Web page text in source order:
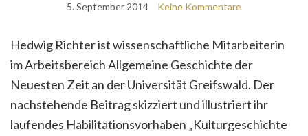
5. September 2014 Keine Kommentare
Hedwig Richter ist wissenschaftliche Mitarbeiterin
im Arbeitsbereich Allgemeine Geschichte der
Neuesten Zeit an der Universität Greifswald. Der
nachstehende Beitrag skizziert und illustriert ihr
laufendes Habilitationsvorhaben „Kulturgeschichte